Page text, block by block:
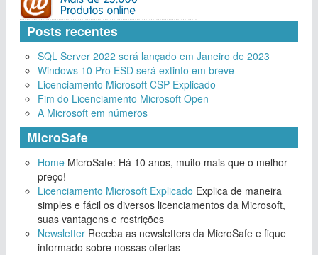
Posts recentes
SQL Server 2022 será lançado em Janeiro de 2023
Windows 10 Pro ESD será extinto em breve
Licenciamento Microsoft CSP Explicado
Fim do Licenciamento Microsoft Open
A Microsoft em números
MicroSafe
Home MicroSafe: Há 10 anos, muito mais que o melhor
preço!
Licenciamento Microsoft Explicado Explica de maneira
simples e fácil os diversos licenciamentos da Microsoft,
suas vantagens e restrições
Newsletter Receba as newsletters da MicroSafe e fique
informado sobre nossas ofertas